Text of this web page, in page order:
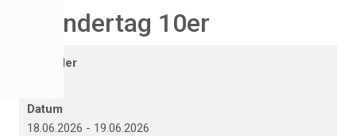
Wandertag 10er
Kalender
Datum
18.06.2026 - 19.06.2026